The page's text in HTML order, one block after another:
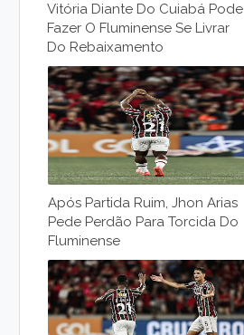
Vitória Diante Do Cuiabá Pode
Fazer O Fluminense Se Livrar
Do Rebaixamento
Após Partida Ruim, Jhon Arias
Pede Perdão Para Torcida Do
Fluminense